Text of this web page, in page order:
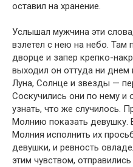
оставил на хранение.
Услышал мужчина эти
взлетел с нею на небо. Там
дворце и запер крепко-
выходил он оттуда ни
Луна, Солнце и звезды —
Соскучились они по нему и
узнать, что же случилось.
Молнию показать девушку.
Молния исполнить их
девушки, и ревность
этим чувством,